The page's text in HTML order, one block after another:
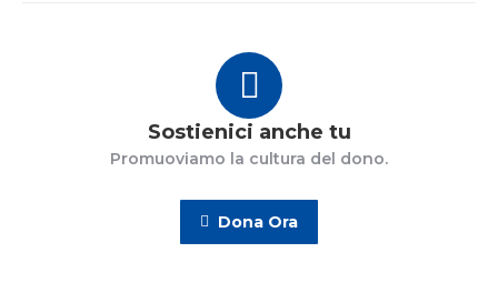
Sostienici anche tu
Promuoviamo la cultura del dono.
Dona Ora